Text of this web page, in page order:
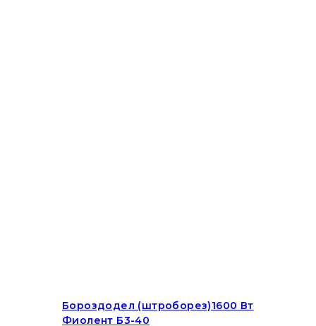
Бороздодел (штроборез)1600 Вт
Фиолент Б3-40